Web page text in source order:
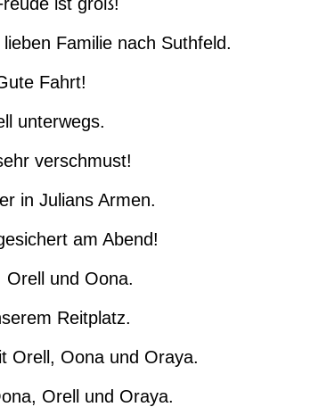
Familie nach Suthfeld.
Fahrt!
unterwegs.
verschmust!
in Julians Armen.
am Abend!
Orell und Oona.
Reitplatz.
Orell, Oona und Oraya.
Orell und Oraya.